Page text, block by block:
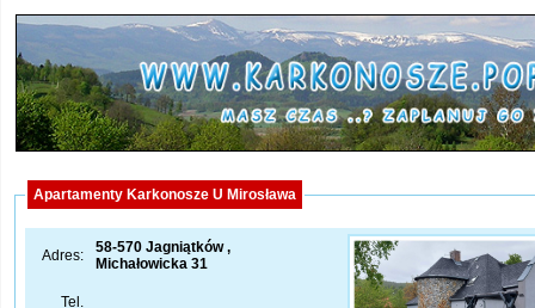
Apartamenty Karkonosze U Mirosława
Adres:
58-570 Jagniątków ,
Michałowicka 31
Tel.